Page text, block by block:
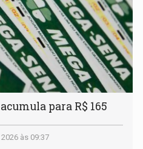
para R$ 165
às 09:37